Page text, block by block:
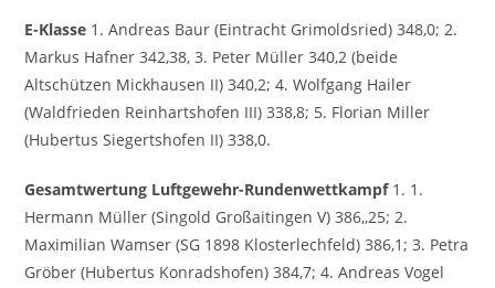
E-Klasse 1. Andreas Baur (Eintracht Grimoldsried) 348,0; 2.
Markus Hafner 342,38, 3. Peter Müller 340,2 (beide
Altschützen Mickhausen II) 340,2; 4. Wolfgang Hailer
(Waldfrieden Reinhartshofen III) 338,8; 5. Florian Miller
(Hubertus Siegertshofen II) 338,0.
Gesamtwertung Luftgewehr-Rundenwettkampf1. 1.
Hermann Müller (Singold Großaitingen V) 386,,25; 2.
Maximilian Wamser (SG 1898 Klosterlechfeld) 386,1; 3. Petra
Gröber (Hubertus Konradshofen) 384,7; 4. Andreas Vogel